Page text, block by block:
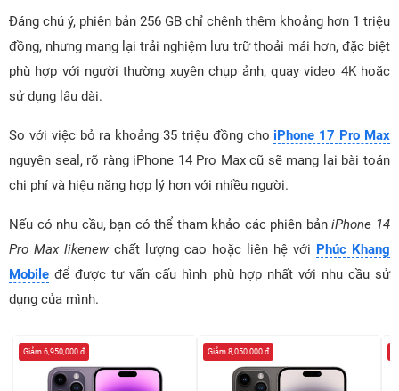
Đáng chú ý, phiên bản 256 GB chỉ chênh thêm khoảng hơn 1 triệu
đồng, nhưng mang lại trải nghiệm lưu trữ thoải mái hơn, đặc biệt
phù hợp với người thường xuyên chụp ảnh, quay video 4K hoặc
sử dụng lâu dài.
So với việc bỏ ra khoảng 35 triệu đồng cho iPhone 17 Pro Max
nguyên seal, rõ ràng iPhone 14 Pro Max cũ sẽ mang lại bài toán
chi phí và hiệu năng hợp lý hơn với nhiều người.
Nếu có nhu cầu, bạn có thể tham khảo các phiên bảniPhone 14
Pro Max likenew chất lượng cao hoặc liên hệ với Phúc Khang
Mobile để được tư vấn cấu hình phù hợp nhất với nhu cầu sử
dụng của mình.
Giảm 6,950,000 đ Giảm 8,050,000 đ